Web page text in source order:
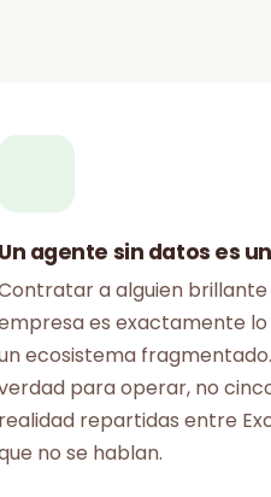
Un agente sin datos es
a alguien
es exactamente
ecosistema
para operar, no
realidad repartidas entre
no se hablan.